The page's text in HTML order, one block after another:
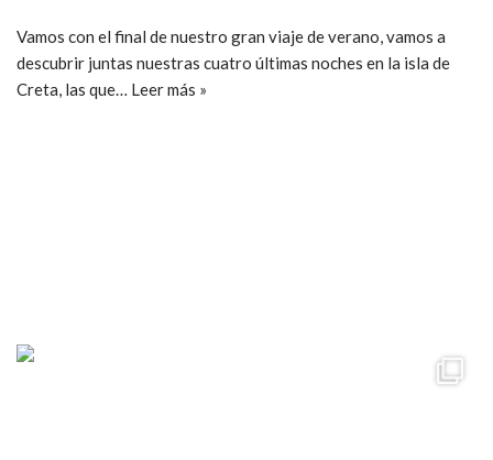
Vamos con el final de nuestro gran viaje de verano, vamos a
descubrir juntas nuestras cuatro últimas noches en la isla de
Creta, las que… Leer más »